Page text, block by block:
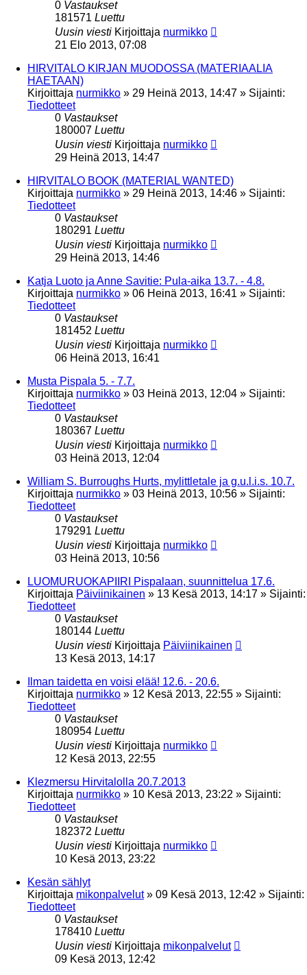
0 Vastaukset
181571 Luettu
Uusin viesti Kirjoittaja nurmikko
21 Elo 2013, 07:08
HIRVITALO KIRJAN MUODOSSA (MATERIAALIA
HAETAAN)
Kirjoittaja nurmikko » 29 Heinä 2013, 14:47 » Sijainti:
Tiedotteet
0 Vastaukset
180007 Luettu
Uusin viesti Kirjoittaja nurmikko
29 Heinä 2013, 14:47
HIRVITALO BOOK (MATERIAL WANTED)
Kirjoittaja nurmikko » 29 Heinä 2013, 14:46 » Sijainti:
Tiedotteet
0 Vastaukset
180291 Luettu
Uusin viesti Kirjoittaja nurmikko
29 Heinä 2013, 14:46
Katja Luoto ja Anne Savitie: Pula-aika 13.7. - 4.8.
Kirjoittaja nurmikko » 06 Heinä 2013, 16:41 » Sijainti:
Tiedotteet
0 Vastaukset
181452 Luettu
Uusin viesti Kirjoittaja nurmikko
06 Heinä 2013, 16:41
Musta Pispala 5. - 7.7.
Kirjoittaja nurmikko » 03 Heinä 2013, 12:04 » Sijainti:
Tiedotteet
0 Vastaukset
180367 Luettu
Uusin viesti Kirjoittaja nurmikko
03 Heinä 2013, 12:04
William S. Burroughs Hurts, mylittletale ja g.u.l.i.s. 10.7.
Kirjoittaja nurmikko » 03 Heinä 2013, 10:56 » Sijainti:
Tiedotteet
0 Vastaukset
179291 Luettu
Uusin viesti Kirjoittaja nurmikko
03 Heinä 2013, 10:56
LUOMURUOKAPIIRI Pispalaan, suunnittelua 17.6.
Kirjoittaja Päiviinikainen » 13 Kesä 2013, 14:17 » Sijainti:
Tiedotteet
0 Vastaukset
180144 Luettu
Uusin viesti Kirjoittaja Päiviinikainen
13 Kesä 2013, 14:17
Ilman taidetta en voisi elää! 12.6. - 20.6.
Kirjoittaja nurmikko » 12 Kesä 2013, 22:55 » Sijainti:
Tiedotteet
0 Vastaukset
180954 Luettu
Uusin viesti Kirjoittaja nurmikko
12 Kesä 2013, 22:55
Klezmersu Hirvitalolla 20.7.2013
Kirjoittaja nurmikko » 10 Kesä 2013, 23:22 » Sijainti:
Tiedotteet
0 Vastaukset
182372 Luettu
Uusin viesti Kirjoittaja nurmikko
10 Kesä 2013, 23:22
Kesän sählyt
Kirjoittaja mikonpalvelut» 09 Kesä 2013, 12:42 » Sijainti:
Tiedotteet
0 Vastaukset
178410 Luettu
Uusin viesti Kirjoittaja mikonpalvelut
09 Kesä 2013, 12:42